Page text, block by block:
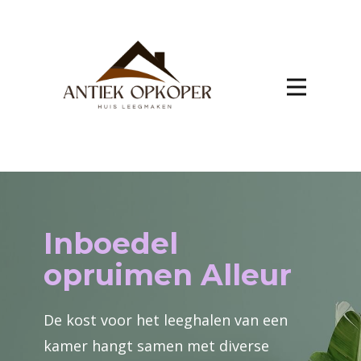
Inboedel
opruimen Alleur
De kost voor het leeghalen van een
kamer hangt samen met diverse